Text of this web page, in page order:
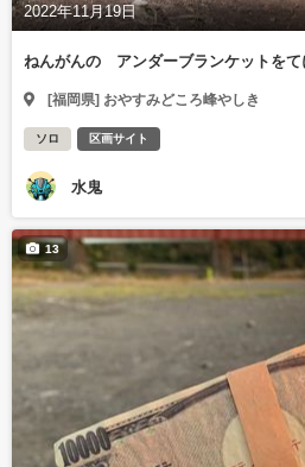
2022年11月19日
ねんがんの アンダーブランケットをて
[福岡県] おやすみどころ峰やしき
ソロ 区画サイト
水鬼
13